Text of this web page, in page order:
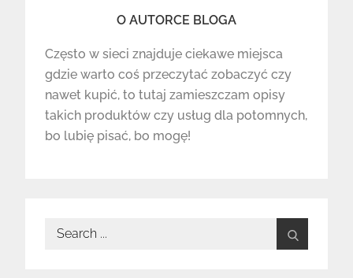
O AUTORCE BLOGA
Często w sieci znajduje ciekawe miejsca
gdzie warto coś przeczytać zobaczyć czy
nawet kupić, to tutaj zamieszczam opisy
takich produktów czy usług dla potomnych,
bo lubię pisać, bo mogę!
Search